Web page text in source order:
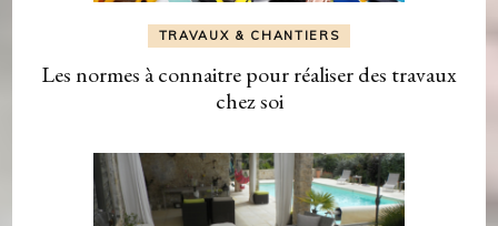
TRAVAUX & CHANTIERS
Les normes à connaitre pour réaliser des travaux
chez soi